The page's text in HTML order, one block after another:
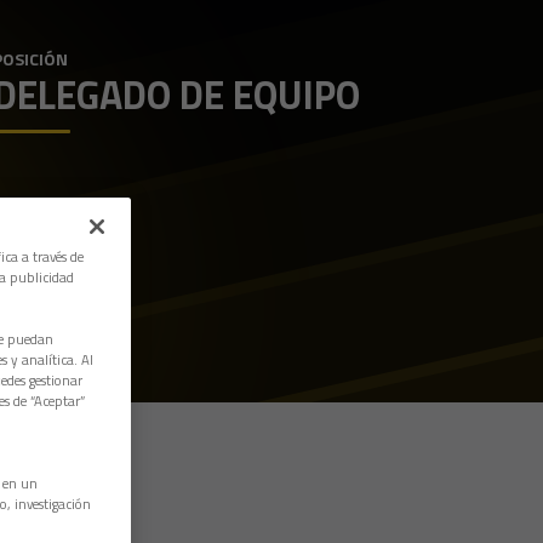
DE EQUIPO
a través de
publicidad
puedan
y analítica. Al
gestionar
de “Aceptar”
un
investigación